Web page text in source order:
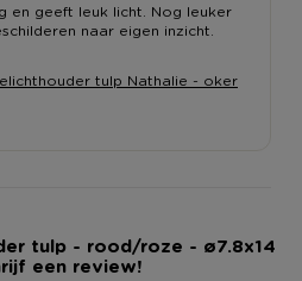
en geeft leuk licht. Nog leuker
naar eigen inzicht.
tulp Nathalie - oker
tulp - rood/roze - ø7.8x14
een review!